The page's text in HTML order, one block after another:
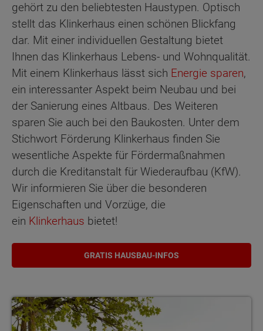
gehört zu den beliebtesten Haustypen. Optisch
stellt das Klinkerhaus einen schönen Blickfang
dar. Mit einer individuellen Gestaltung bietet
Ihnen das Klinkerhaus Lebens- und Wohnqualität.
Mit einem Klinkerhaus lässt sich Energie sparen,
ein interessanter Aspekt beim Neubau und bei
der Sanierung eines Altbaus. Des Weiteren
sparen Sie auch bei den Baukosten. Unter dem
Stichwort Förderung Klinkerhaus finden Sie
wesentliche Aspekte für Fördermaßnahmen
durch die Kreditanstalt für Wiederaufbau (KfW).
Wir informieren Sie über die besonderen
Eigenschaften und Vorzüge, die
ein Klinkerhaus bietet!
GRATIS HAUSBAU-INFOS